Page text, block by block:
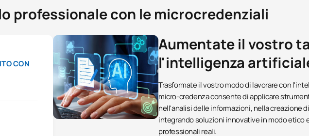
professionale con le microcredenziali
CON
Aumentate il vostro
l'intelligenza
Trasformate il vostro modo di lavorare con
micro-credenza consente di applicare
nell'analisi delle informazioni, nella creazione
integrando soluzioni innovative in modo etico
professionali reali.